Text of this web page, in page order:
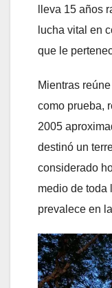
lleva 15 años
lucha vital en
que le
Mientras
como prueba,
2005
destinó un
considerado
medio de toda
prevalece en